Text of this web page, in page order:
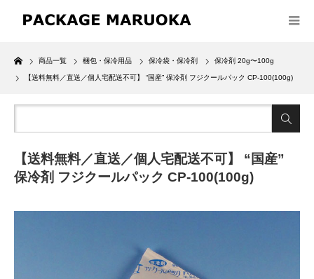
Home
商品一覧 梱包・保冷用品 保冷袋・保冷剤 保冷剤 20g〜100g
【送料無料／直送／個人宅配送不可】 “国産” 保冷剤 フジクールパック CP-100(100g)
【送料無料／直送／個人宅配送不可】 “国産”
保冷剤 フジクールパック CP-100(100g)